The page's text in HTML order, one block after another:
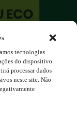
tecnologias
do dispositivo.
processar dados
neste site. Não